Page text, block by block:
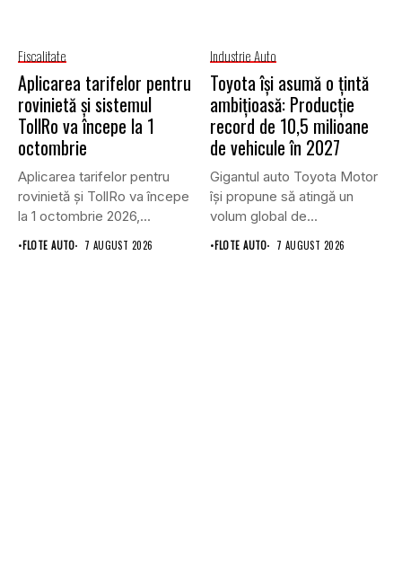
Fiscalitate
Aplicarea tarifelor pentru
rovinietă și sistemul
TollRo va începe la 1
octombrie
Aplicarea tarifelor pentru
rovinietă și TollRo va începe
la 1 octombrie 2026,...
•FLOTE AUTO 7 AUGUST 2026
Industrie Auto
Toyota își asumă o țintă
ambițioasă: Producție
record de 10,5 milioane
de vehicule în 2027
Gigantul auto Toyota Motor
își propune să atingă un
volum global de...
•FLOTE AUTO 7 AUGUST 2026